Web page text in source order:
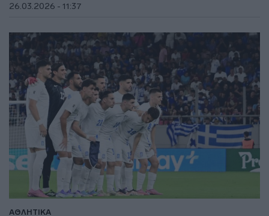
26.03.2026 - 11:37
ΑΘΛΗΤΙΚΑ